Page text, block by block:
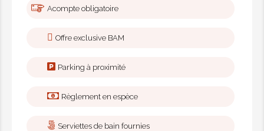
135,00€
Pack BAM Hammam Royal
Salle privatiséeHammam + Gommage
ou café + Savonnage + Shampoing +
Acompte obligatoire
Offre exclusive BAM
Parking à proximité
Règlement en espèce
Serviettes de bain fournies